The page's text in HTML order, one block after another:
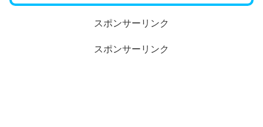
スポンサーリンク
スポンサーリンク